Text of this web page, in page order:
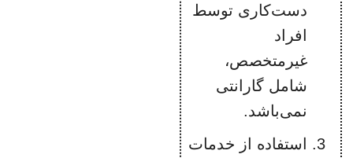
دست‌کاری توسط
افراد
غیرمتخصص،
شامل گارانتی
نمی‌باشد.
استفاده از خدمات